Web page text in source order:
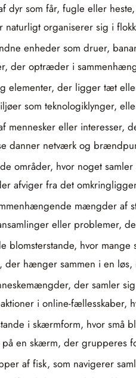
dyr som får, fugle eller
naturligt organiserer sig i
enheder som druer,
der optræder i
elementer, der ligger tæt
som teknologiklynger,
mennesker eller interesser,
danner netværk og
områder, hvor noget
afviger fra det
mængder af
eller problemer,
blomsterstande, hvor
der hænger sammen i en løs,
der samler
i online-fællesskaber,
i skærmform, hvor små
en skærm, der grupperes
af fisk, som navigerer